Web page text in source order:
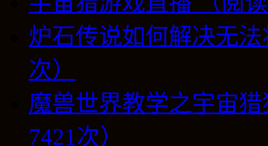
炉石传说如何解决无
次）
魔兽世界教学之宇宙
7421次）